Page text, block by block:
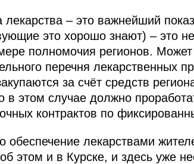
– это важнейший
это хорошо знают) – это
полномочия регионов. Может
перечня лекарственных
за счёт средств
этом случае должно
контрактов по
обеспечение лекарствами
этом и в Курске, и здесь уже